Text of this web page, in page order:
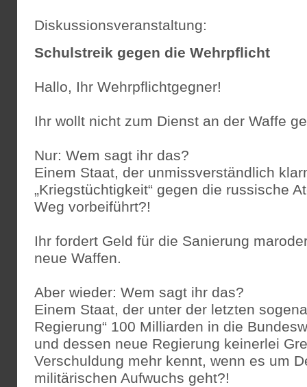
Diskussionsveranstaltung:
Schulstreik gegen die Wehrpflicht
Hallo, Ihr Wehrpflichtgegner!
Ihr wollt nicht zum Dienst an der Waffe
Nur: Wem sagt ihr das?
Einem Staat, der unmissverständlich
„Kriegstüchtigkeit“ gegen die russische
Weg vorbeiführt?!
Ihr fordert Geld für die Sanierung
neue Waffen.
Aber wieder: Wem sagt ihr das?
Einem Staat, der unter der letzten
Regierung“ 100 Milliarden in die
und dessen neue Regierung keinerlei
Verschuldung mehr kennt, wenn es um
militärischen Aufwuchs geht?!